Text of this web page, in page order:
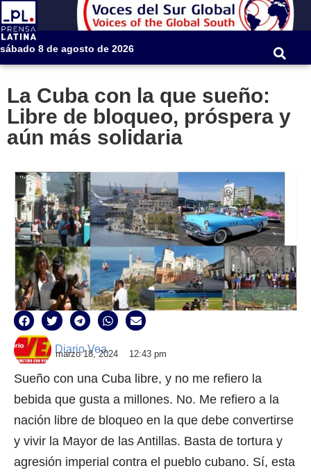
sábado 8 de agosto de 2026
La Cuba con la que sueño:
Libre de bloqueo, próspera y
aún más solidaria
Diario Vea
marzo 18, 2024 12:43 pm
Sueño con una Cuba libre, y no me refiero la
bebida que gusta a millones. No. Me refiero a la
nación libre de bloqueo en la que debe convertirse
y vivir la Mayor de las Antillas. Basta de tortura y
agresión imperial contra el pueblo cubano. Sí, esta